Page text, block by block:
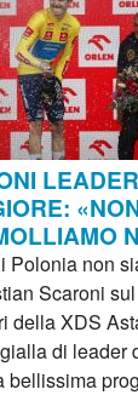
Polonia non
Scaroni
della XDS
di leader
bellissima